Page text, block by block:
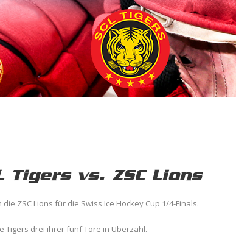
Tigers vs. ZSC Lions
ZSC Lions für die Swiss Ice Hockey Cup 1/4-Finals.
Tigers drei ihrer fünf Tore in Überzahl.